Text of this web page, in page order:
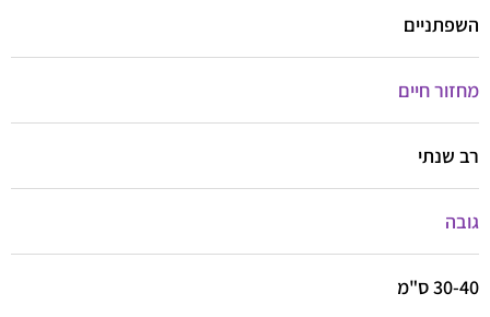
השפתניים
מחזור חיים
רב שנתי
גובה
30-40 ס"מ